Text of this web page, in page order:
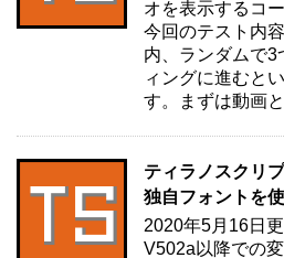
オを表示するコ
今回のテスト内
内、ランダムで3
ィングに進むと
す。まずは動画
ティラノスクリ
独自フォントを
2020年5月16日
V502a以降での